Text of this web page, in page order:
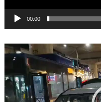
00:00
Video
Player